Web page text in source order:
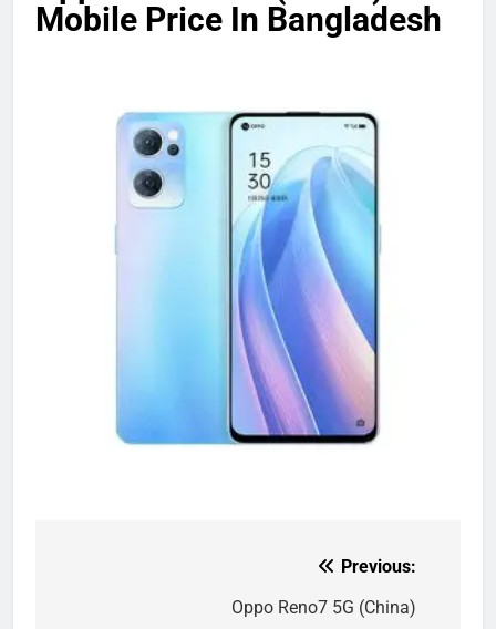
Mobile Price In Bangladesh
Previous:
Oppo Reno7 5G (China)